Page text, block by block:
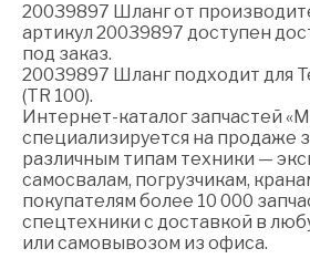
20039897 Шланг от
артикул 20039897 доступен
под заказ.
20039897 Шланг подходит для
(TR 100).
Интернет-каталог запчастей
специализируется на продаже
различным типам техники —
самосвалам, погрузчикам,
покупателям более 10 000
спецтехники с доставкой в
или самовывозом из офиса.